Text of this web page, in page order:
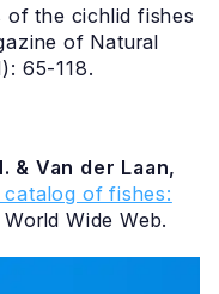
of the cichlid fishes
of Natural
65-118.
& Van der Laan,
catalog of fishes:
World Wide Web.